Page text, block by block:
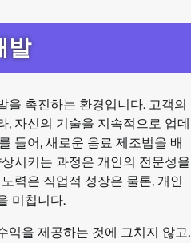
발
을 촉진하는 환경입니다. 고객의
자신의 기술을 지속적으로 업데
들어, 새로운 음료 제조법을 배
시키는 과정은 개인의 전문성을
력은 직업적 성장은 물론, 개인
미칩니다.
익을 제공하는 것에 그치지 않고,